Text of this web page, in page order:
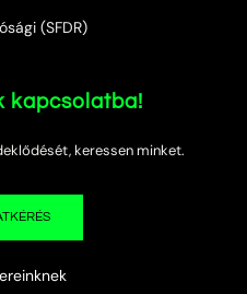
(SFDR)
kapcsolatba!
keressen minket.